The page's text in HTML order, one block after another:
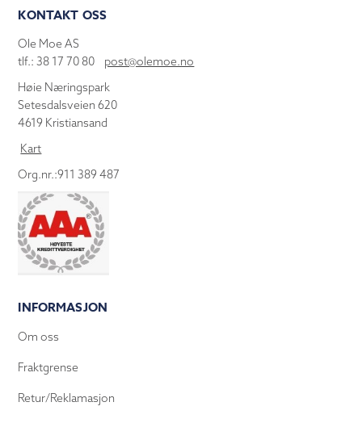
KONTAKT OSS
Ole Moe AS
tlf.: 38 17 70 80 post@olemoe.no
Høie Næringspark
Setesdalsveien 620
4619 Kristiansand
Kart
Org.nr.:911 389 487
INFORMASJON
Om oss
Fraktgrense
Retur/Reklamasjon